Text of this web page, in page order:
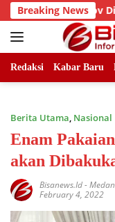
Skip
to
content
Breaking News
Pemprov Di Binjai,
Redaksi Kabar Baru
Berita Utama, Nasional
Enam
akan
Bisanews.id-
February 4, 2022